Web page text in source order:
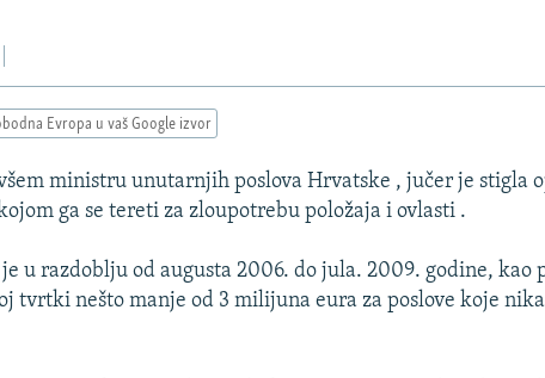
Evropa u vaš Google izvor
ministru unutarnjih poslova Hrvatske , jučer je stigla
ga se tereti za zloupotrebu položaja i ovlasti .
je u razdoblju od augusta 2006. do jula. 2009. godine, kao
tvrtki nešto manje od 3 milijuna eura za poslove koje